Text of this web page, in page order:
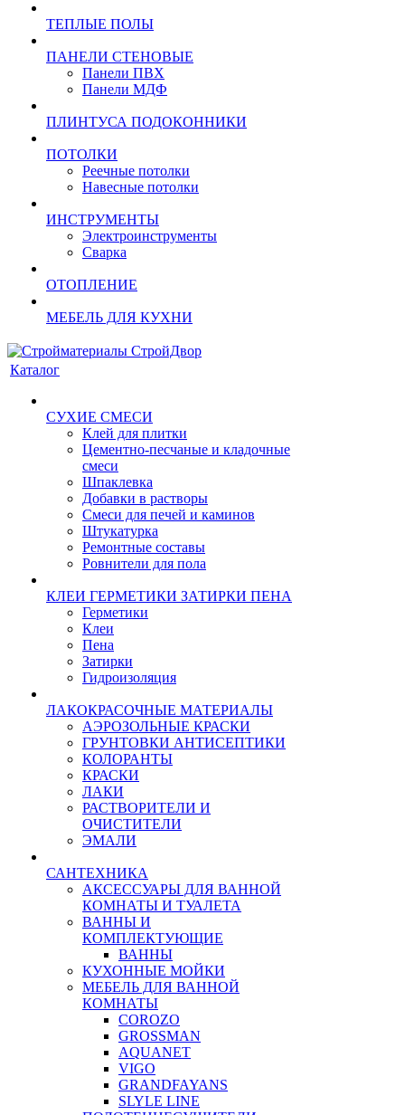
ТЕПЛЫЕ ПОЛЫ
ПАНЕЛИ СТЕНОВЫЕ
Панели ПВХ
Панели МДФ
ПЛИНТУСА ПОДОКОННИКИ
ПОТОЛКИ
Реечные потолки
Навесные потолки
ИНСТРУМЕНТЫ
Электроинструменты
Сварка
ОТОПЛЕНИЕ
МЕБЕЛЬ ДЛЯ КУХНИ
Каталог
СУХИЕ СМЕСИ
Клей для плитки
Цементно-песчаные и кладочные
смеси
Шпаклевка
Добавки в растворы
Смеси для печей и каминов
Штукатурка
Ремонтные составы
Ровнители для пола
КЛЕИ ГЕРМЕТИКИ ЗАТИРКИ ПЕНА
Герметики
Клеи
Пена
Затирки
Гидроизоляция
ЛАКОКРАСОЧНЫЕ МАТЕРИАЛЫ
АЭРОЗОЛЬНЫЕ КРАСКИ
ГРУНТОВКИ АНТИСЕПТИКИ
КОЛОРАНТЫ
КРАСКИ
ЛАКИ
РАСТВОРИТЕЛИ И
ОЧИСТИТЕЛИ
ЭМАЛИ
САНТЕХНИКА
АКСЕССУАРЫ ДЛЯ ВАННОЙ
КОМНАТЫ И ТУАЛЕТА
ВАННЫ И
КОМПЛЕКТУЮЩИЕ
ВАННЫ
КУХОННЫЕ МОЙКИ
МЕБЕЛЬ ДЛЯ ВАННОЙ
КОМНАТЫ
COROZO
GROSSMAN
AQUANET
VIGO
GRANDFAYANS
SLYLE LINE